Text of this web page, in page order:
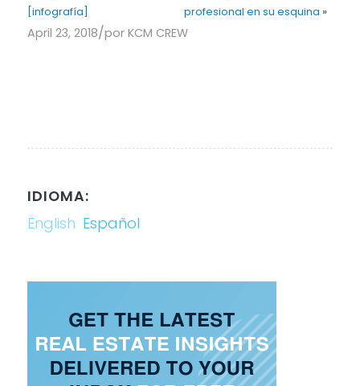
[infografía]
profesional en su esquina »
April 23, 2018/por KCM CREW
IDIOMA:
English Español